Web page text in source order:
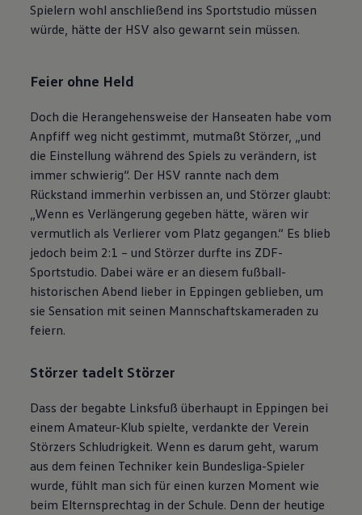
Spielern wohl anschließend ins Sportstudio müssen
würde, hätte der HSV also gewarnt sein müssen.
Feier ohne Held
Doch die Herangehensweise der Hanseaten habe vom
Anpfiff weg nicht gestimmt, mutmaßt Störzer, „und
die Einstellung während des Spiels zu verändern, ist
immer schwierig“. Der HSV rannte nach dem
Rückstand immerhin verbissen an, und Störzer glaubt:
„Wenn es Verlängerung gegeben hätte, wären wir
vermutlich als Verlierer vom Platz gegangen.“ Es blieb
jedoch beim 2:1 – und Störzer durfte ins ZDF-
Sportstudio. Dabei wäre er an diesem fußball-
historischen Abend lieber in Eppingen geblieben, um
sie Sensation mit seinen Mannschaftskameraden zu
feiern.
Störzer tadelt Störzer
Dass der begabte Linksfuß überhaupt in Eppingen bei
einem Amateur-Klub spielte, verdankte der Verein
Störzers Schludrigkeit. Wenn es darum geht, warum
aus dem feinen Techniker kein Bundesliga-Spieler
wurde, fühlt man sich für einen kurzen Moment wie
beim Elternsprechtag in der Schule. Denn der heutige